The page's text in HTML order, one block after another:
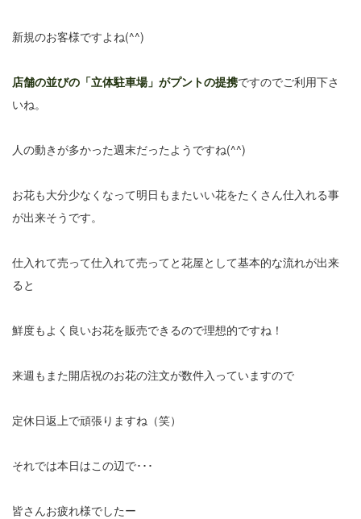
新規のお客様ですよね(^^)
店舗の並びの「立体駐車場」がプントの提携ですのでご利用下さ
いね。
人の動きが多かった週末だったようですね(^^)
お花も大分少なくなって明日もまたいい花をたくさん仕入れる事
が出来そうです。
仕入れて売って仕入れて売ってと花屋として基本的な流れが出来
ると
鮮度もよく良いお花を販売できるので理想的ですね！
来週もまた開店祝のお花の注文が数件入っていますので
定休日返上で頑張りますね（笑）
それでは本日はこの辺で･･･
皆さんお疲れ様でしたー